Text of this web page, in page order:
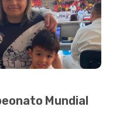
Mundial